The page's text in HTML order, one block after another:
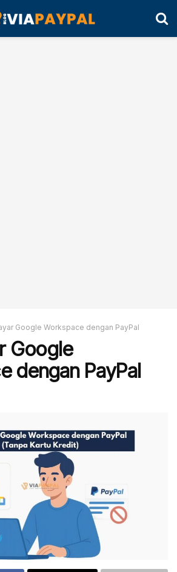
Google Workspace dengan PayPal
Google
dengan PayPal